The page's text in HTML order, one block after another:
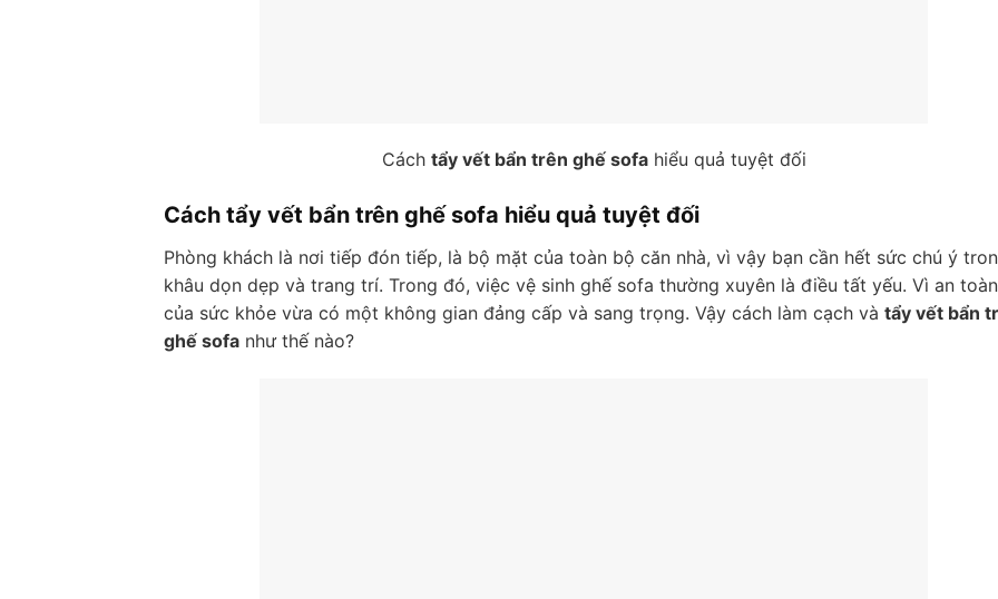
Cách tẩy vết bẩn trên ghế sofahiểu quả tuyệt đối
Cách tẩy vết bẩn trên ghế sofa hiểu quả tuyệt đối
Phòng khách là nơi tiếp đón tiếp, là bộ mặt của toàn bộ căn nhà, vì vậy bạn cần hết sức chú ý
khâu dọn dẹp và trang trí. Trong đó, việc vệ sinh ghế sofa thường xuyên là điều tất yếu. Vì an toàn
của sức khỏe vừa có một không gian đảng cấp và sang trọng. Vậy cách làm cạch và tẩy vết bẩn
ghế sofa như thế nào?